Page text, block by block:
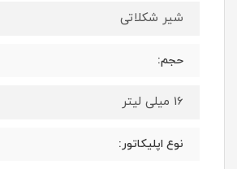
شیر شکلاتی
حجم:
16 میلی لیتر
نوع اپلیکاتور: